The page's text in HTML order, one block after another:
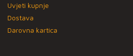
Uvjeti kupnje
Dostava
Darovna kartica